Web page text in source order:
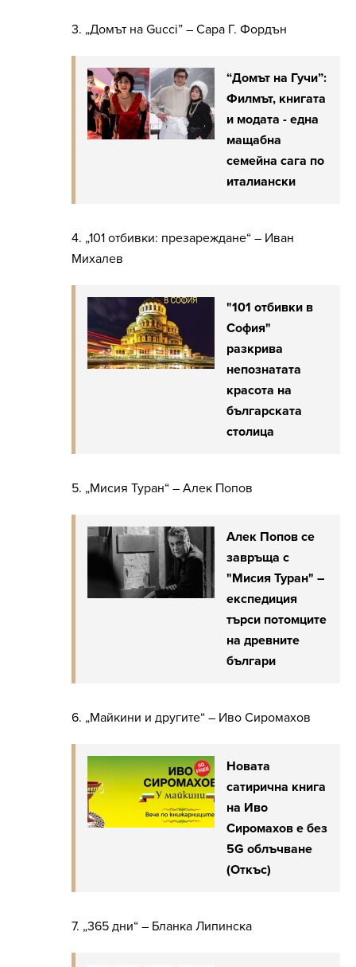
3. „Домът на Gucci” – Сара Г. Фордън
“Домът на Гучи”:
Филмът, книгата
и модата - една
мащабна
семейна сага по
италиански
4. „101 отбивки: презареждане“ – Иван
Михалев
"101 отбивки в
София"
разкрива
непознатата
красота на
българската
столица
5. „Мисия Туран“ – Алек Попов
Алек Попов се
завръща с
"Мисия Туран" –
експедиция
търси потомците
на древните
българи
6. „Майкини и другите“ – Иво Сиромахов
Новата
сатирична книга
на Иво
Сиромахов е без
5G облъчване
(Откъс)
7. „365 дни“ – Бланка Липинска